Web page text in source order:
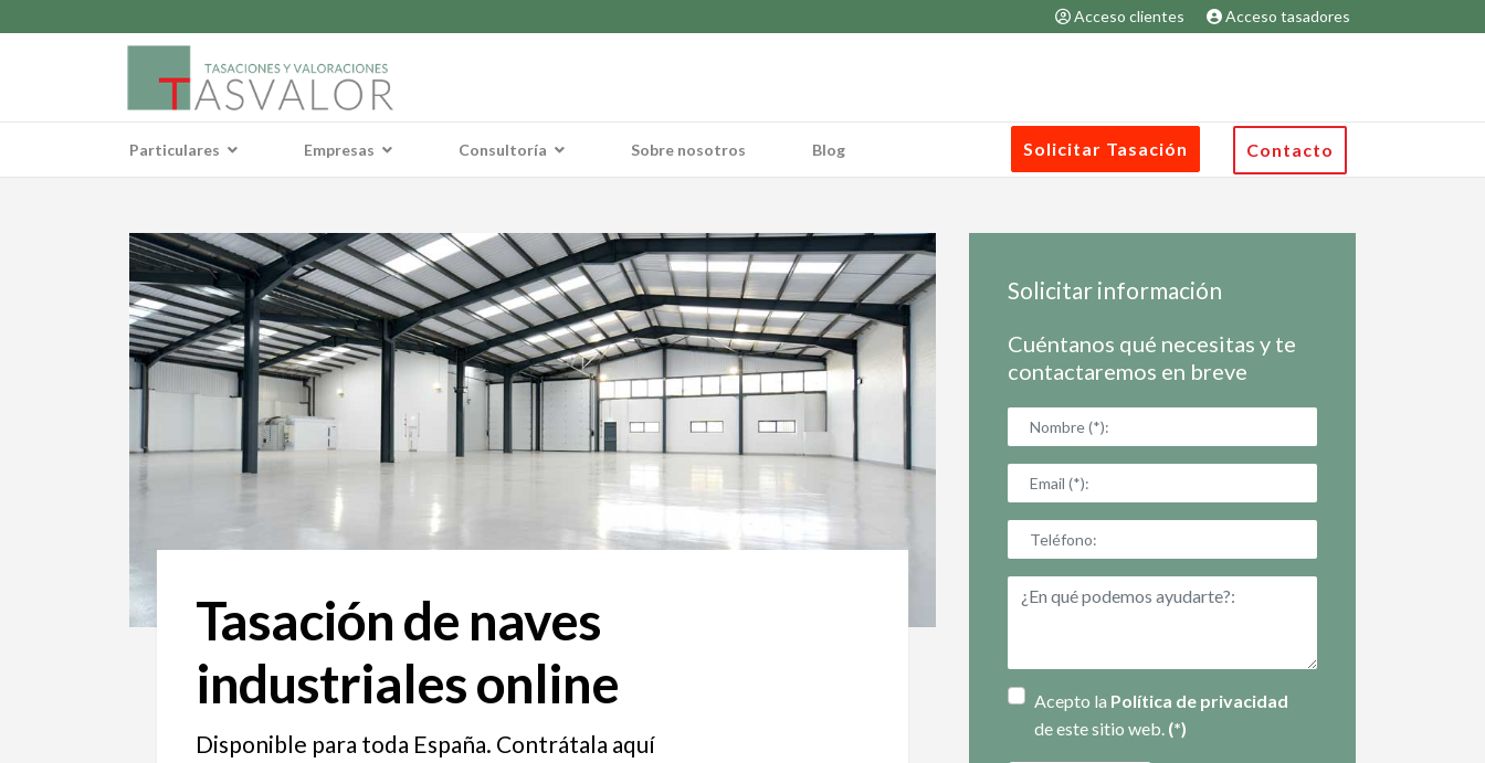
Acceso clientes Acceso tasadores
Solicitar Tasación Contacto
Particulares Empresas Consultoría Sobre nosotros Blog
Tasación de naves
industriales online
Disponible para toda España. Contrátala aquí
Solicitar información
Cuéntanos qué necesitas y te
contactaremos en breve
Acepto la Política de privacidad
de este sitio web. (*)